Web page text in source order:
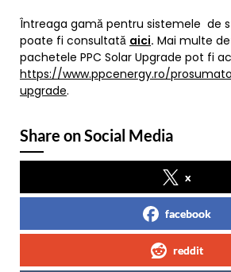
Întreaga gamă pentru sistemele de
poate fi consultată aici. Mai multe
pachetele PPC Solar Upgrade pot fi
https://www.ppcenergy.ro/
upgrade.
Share on Social Media
x
facebook
reddit